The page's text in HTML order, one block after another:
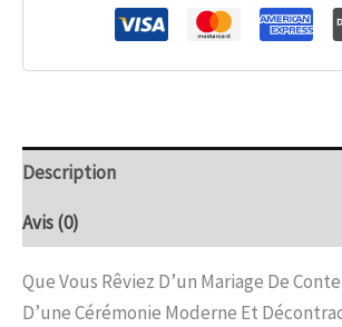
Description
Avis (0)
Que Vous Rêviez D’un Mariage De
D’une Cérémonie Moderne Et